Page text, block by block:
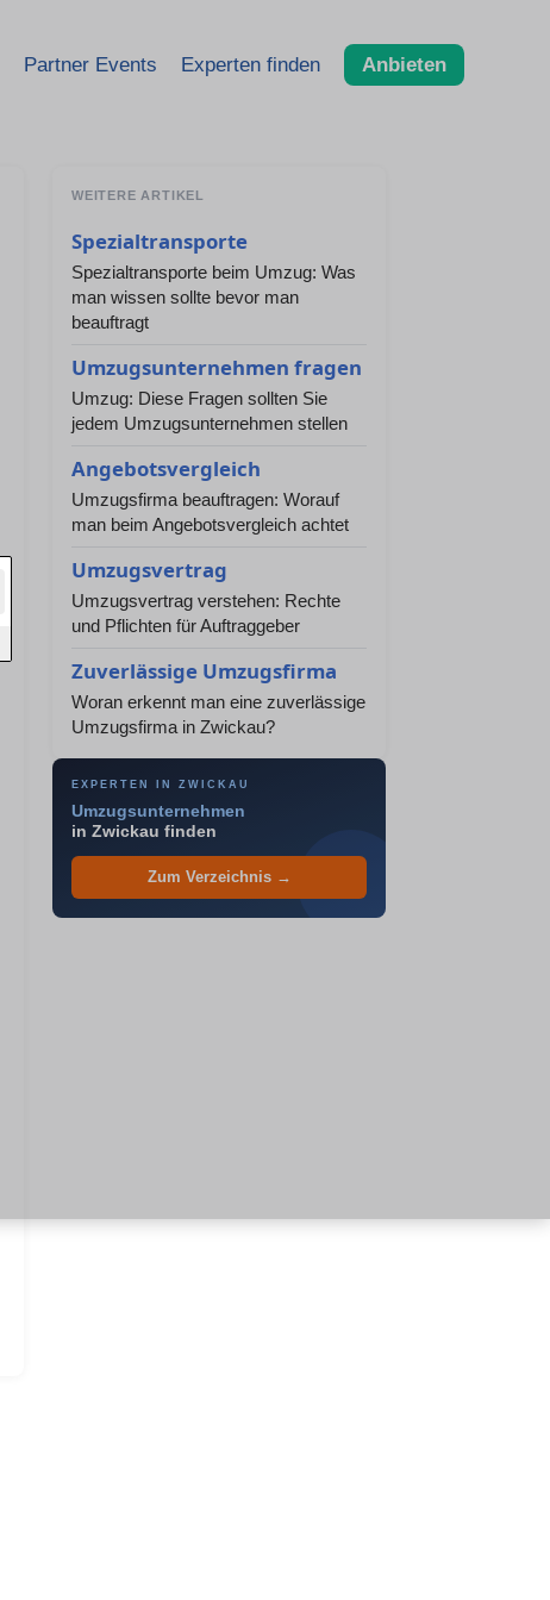
Partner Events Experten finden Anbieten
WEITERE ARTIKEL
Spezialtransporte
Spezialtransporte beim Umzug: Was
man wissen sollte bevor man
beauftragt
Umzugsunternehmen fragen
Umzug: Diese Fragen sollten Sie
jedem Umzugsunternehmen stellen
Angebotsvergleich
Umzugsfirma beauftragen: Worauf
man beim Angebotsvergleich achtet
Umzugsvertrag
Umzugsvertrag verstehen: Rechte
und Pflichten für Auftraggeber
Zuverlässige Umzugsfirma
Woran erkennt man eine zuverlässige
Umzugsfirma in Zwickau?
EXPERTEN IN ZWICKAU
Umzugsunternehmen
in Zwickau finden
Zum Verzeichnis →